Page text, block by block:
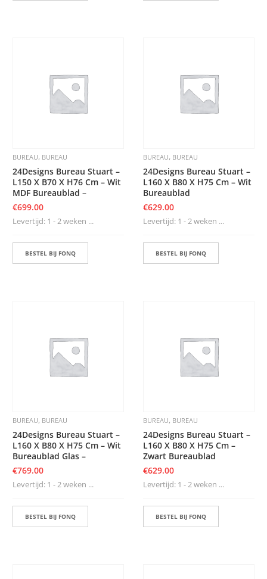
K
K
N
S
BUREAU, BUREAU
24Designs Bureau Stuart –
L150 X B70 X H76 Cm – Wit
MDF Bureaublad –
€699.00
Levertijd: 1 - 2 weken ...
BESTEL BIJ FONQ
BUREAU, BUREAU
24Designs Bureau Stuart –
L160 X B80 X H75 Cm – Wit
Bureaublad
€629.00
Levertijd: 1 - 2 weken ...
BESTEL BIJ FONQ
BUREAU, BUREAU
24Designs Bureau Stuart –
L160 X B80 X H75 Cm – Wit
Bureaublad Glas –
€769.00
Levertijd: 1 - 2 weken ...
BESTEL BIJ FONQ
BUREAU, BUREAU
24Designs Bureau Stuart –
L160 X B80 X H75 Cm –
Zwart Bureaublad
€629.00
Levertijd: 1 - 2 weken ...
BESTEL BIJ FONQ